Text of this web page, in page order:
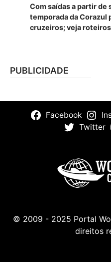
Com saídas a partir
temporada da Corazul
cruzeiros; veja roteiros
PUBLICIDADE
Facebook
Twitter
© 2009 - 2025 Portal
direitos